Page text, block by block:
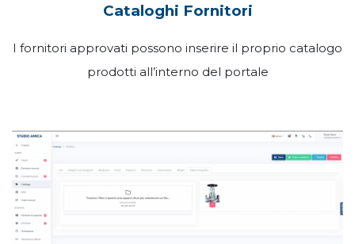
Cataloghi Fornitori
I fornitori approvati possono inserire il proprio catalogo
prodotti all’interno del portale